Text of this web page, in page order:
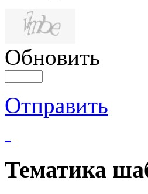
Обновить
Отправить
Тематика